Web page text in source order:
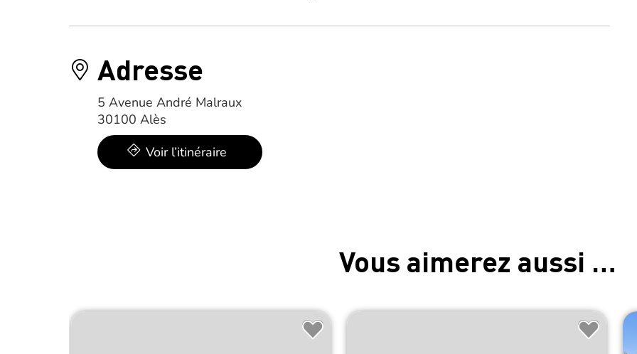
Adresse
5 Avenue André Malraux
30100 Alès
Voir l’itinéraire
Vous aimerez aussi …